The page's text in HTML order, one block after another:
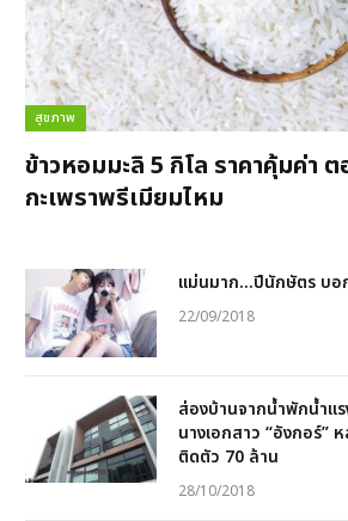
สุขภาพ
ข้าวหอมมะลิ 5 กิโล ราคาคุ้มค่า
กะเพราพรีเมียมไหม
แม่นมาก…ปีนักษัตร บอ
22/09/2018
ส่องบ้านจากน้ำพักน้ำแ
นางเอกสาว “อังกอร์”
ติดตัว 70 ล้าน
28/10/2018